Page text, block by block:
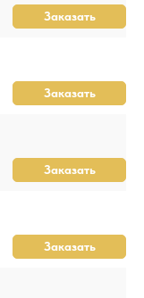
Заказать
Заказать
Заказать
Заказать